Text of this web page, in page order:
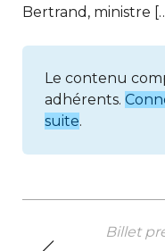
Bertrand, ministre
Le contenu
adhérents.
suite.
Billet